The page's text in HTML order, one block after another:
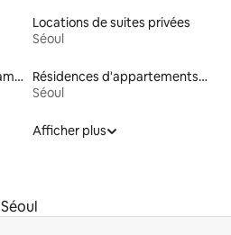
Locations de suites privées
Séoul
Locations adaptées aux familles
Résidences d'appartements en location
Séoul
Afficher plus
Séoul